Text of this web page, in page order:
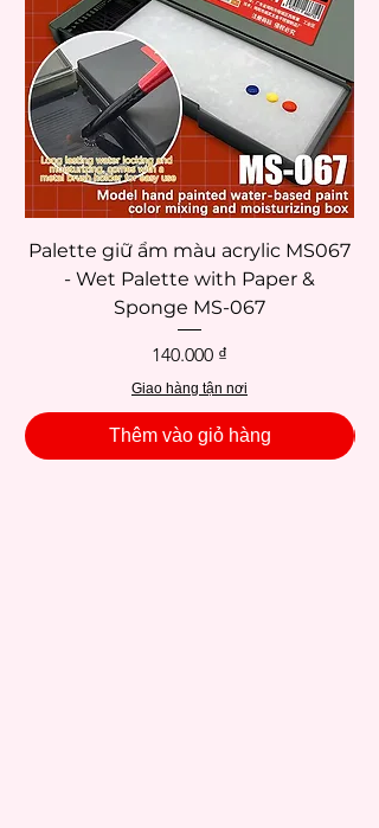
Palette giữ ẩm màu acrylic MS067
- Wet Palette with Paper &
Sponge MS-067
Giá
140.000 ₫
Giao hàng tận nơi
Thêm vào giỏ hàng